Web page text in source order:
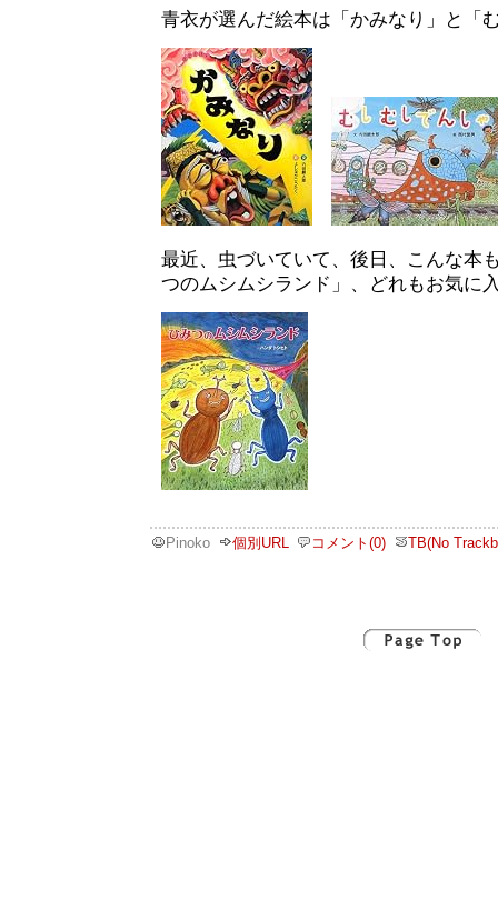
青衣が選んだ絵本は「かみなり」と「
最近、虫づいていて、後日、こんな本
つのムシムシランド」、どれもお気に
Pinoko 個別URL コメント(0) TB(No